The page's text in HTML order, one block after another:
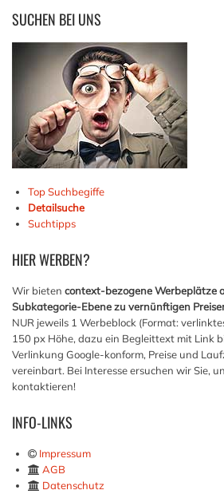
SUCHEN BEI UNS
Top Suchbegiffe
Detailsuche
Suchtipps
HIERWERBEN?
Wir bieten context-bezogene Werbeplätze
Subkategorie-Ebene zu vernünftigen
NUR jeweils 1 Werbeblock (Format:
150 px Höhe, dazu ein Begleittext mit Link
Verlinkung Google-konform, Preise und
vereinbart. Bei Interesse ersuchen wir Sie,
kontaktieren!
INFO-LINKS
Impressum
AGB
Datenschutz